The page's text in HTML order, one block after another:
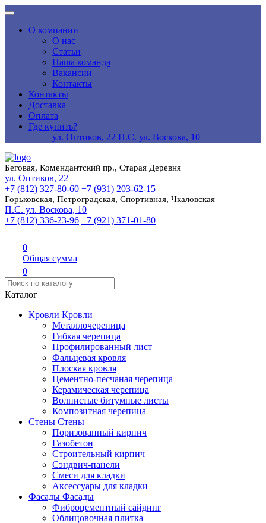
О компании
О нас
Статьи
Наша команда
Вакансии
Контакты
Контакты
Доставка
Оплата
Где купить?
ул. Оптиков, 22 П.С. ул. Воскова, 10
Беговая, Комендантский пр., Старая Деревня
ул. Оптиков, 22
+7 (812) 327-80-60 +7 (931) 203-62-15
Горьковская, Петроградская, Спортивная, Чкаловская
П.С. ул. Воскова, 10
+7 (812) 336-23-96 +7 (921) 371-01-80
0
Общая сумма
0
Каталог
Кровли Кровли
Металлочерепица
Гибкая черепица
Профилированный лист
Фальцевая кровля
Плоская кровля
Цементно-песчаная черепица
Керамическая черепица
Волнистые битумные листы
Композитная черепица
Стены Стены
Поризованный кирпич
Газобетон
Строительный кирпич
Сэндвич-панели
Смеси для кладки
Аксессуары для кладки
Фасады Фасады
Фиброцементный сайдинг
Облицовочная плитка